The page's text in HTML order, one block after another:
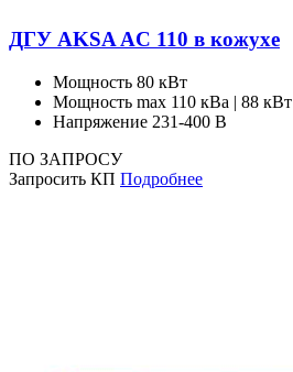
ДГУ AKSA AC 110 в кожухе
Мощность 80 кВт
Мощность max 110 кВа | 88 кВт
Напряжение 231-400 В
ПО ЗАПРОСУ
Запросить КП Подробнее